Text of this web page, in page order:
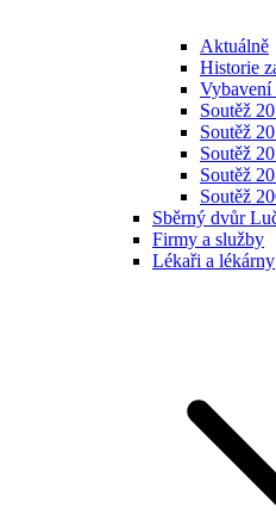
Aktuálně
Historie
Vybavení
Soutěž
Soutěž
Soutěž
Soutěž
Soutěž
Sběrný dvůr
Firmy a služby
Lékaři a lékárny